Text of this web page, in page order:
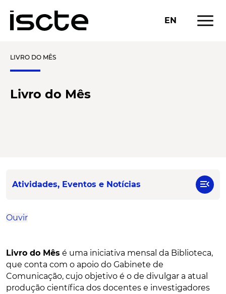
EN menu
LIVRO DO MÊS
Livro do Mês
Atividades, Eventos e Notícias menu_open
Ouvir
Livro do Mês é uma iniciativa mensal da Biblioteca,
que conta com o apoio do Gabinete de
Comunicação, cujo objetivo é o de divulgar a atual
produção científica dos docentes e investigadores